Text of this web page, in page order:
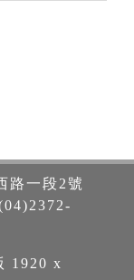
路一段2號
1920 x